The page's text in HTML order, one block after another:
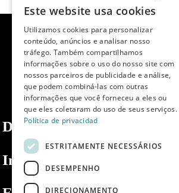
Dibaq
Informações
SPANISH
ENGLISH
PORTUGUESE
Este website usa cookies
Utilizamos cookies para personalizar
conteúdo, anúncios e analisar nosso
tráfego. Também compartilhamos
informações sobre o uso do nosso site com
nossos parceiros de publicidade e análise,
que podem combiná-las com outras
informações que você forneceu a eles ou
que eles coletaram do uso de seus serviços.
Política de privacidad
ESTRITAMENTE NECESSÁRIOS
DESEMPENHO
DIRECIONAMENTO